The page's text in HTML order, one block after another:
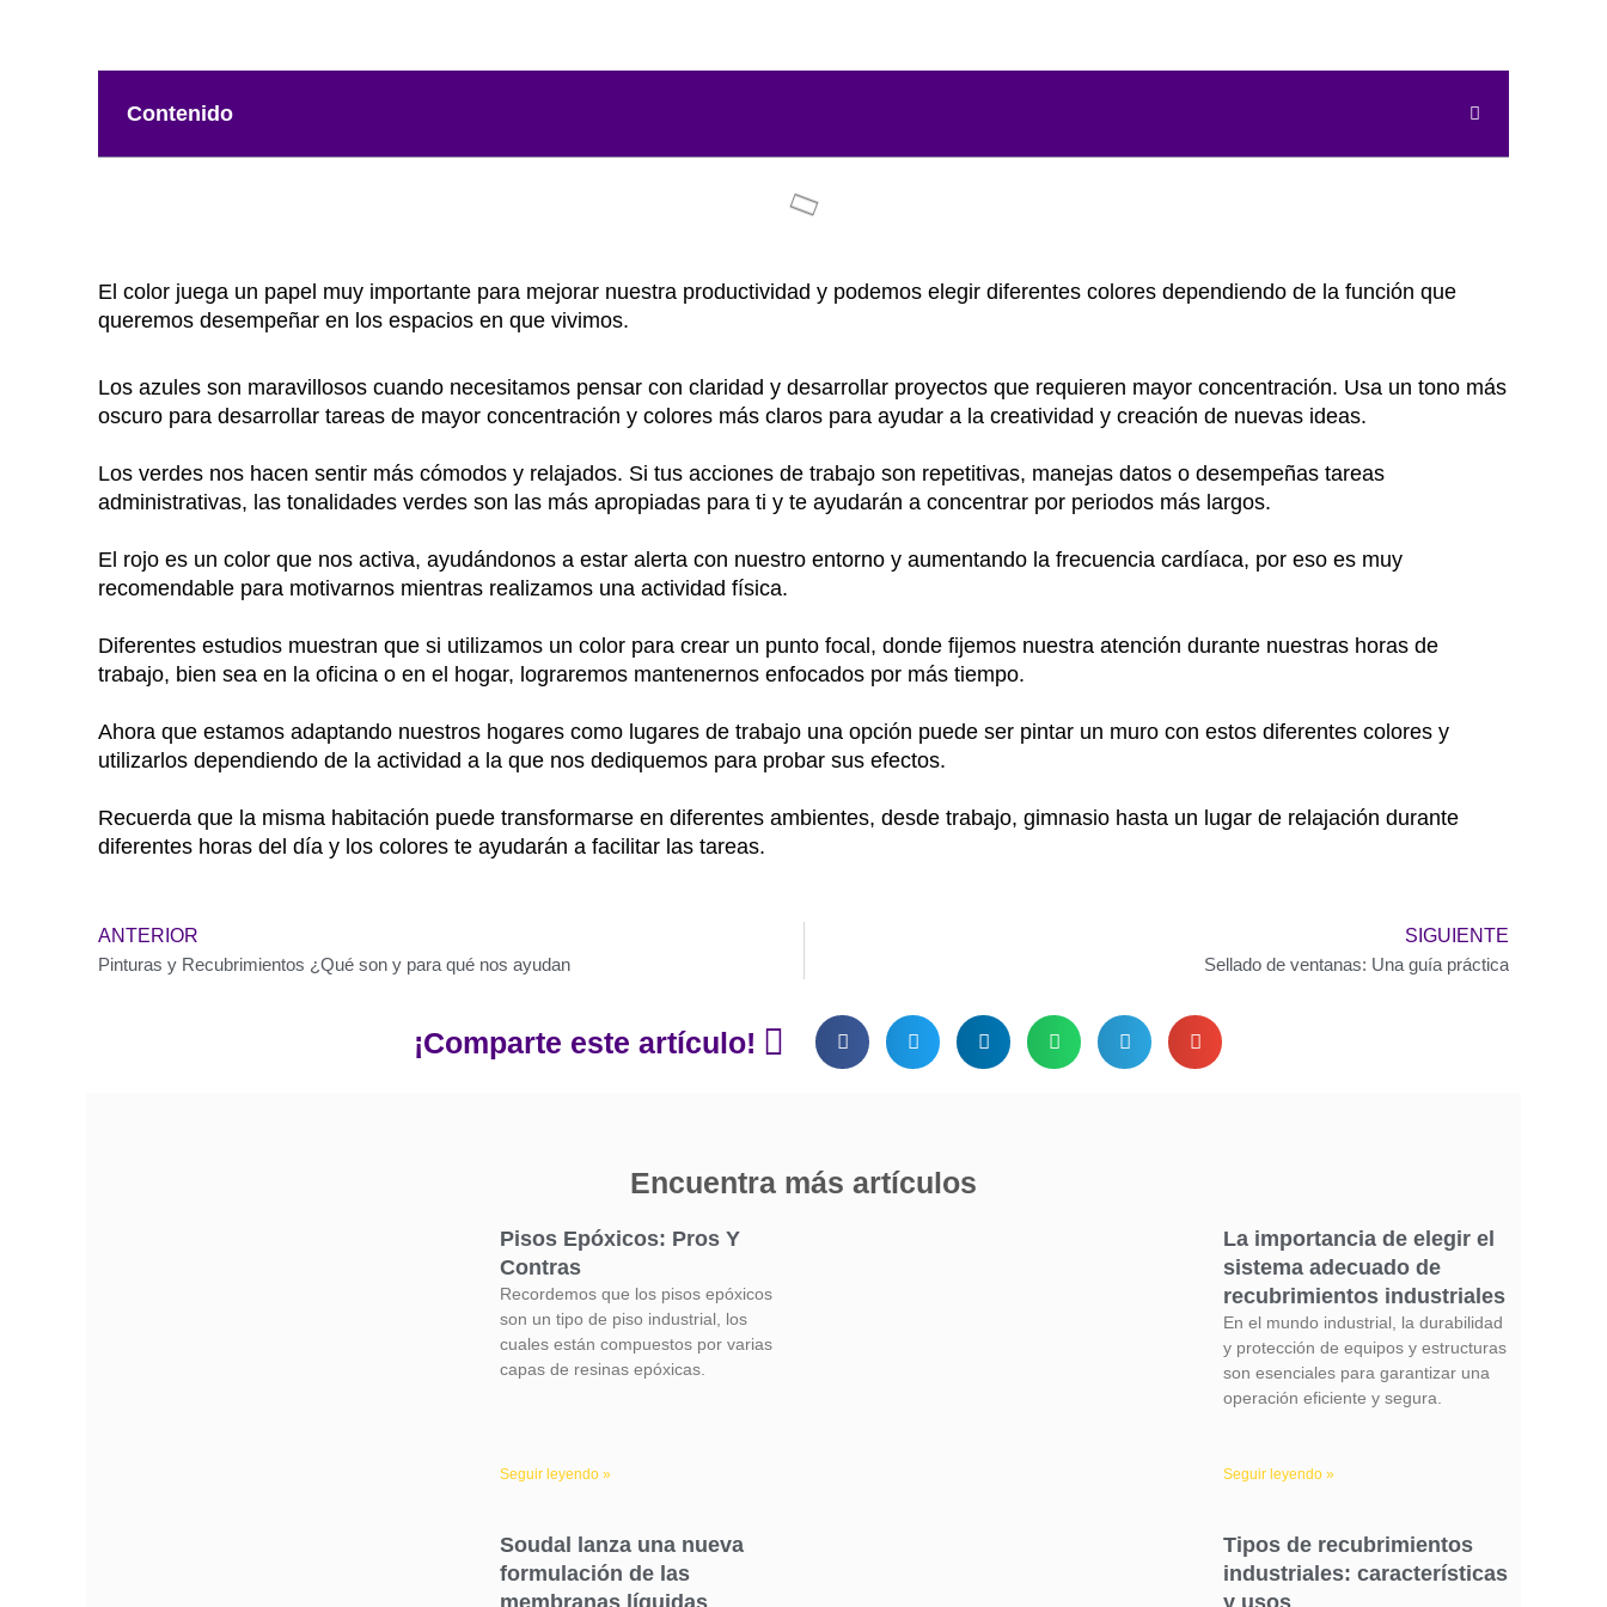
Contenido
El color juega un papel muy importante para mejorar nuestra productividad y podemos elegir diferentes colores dependiendo de la función que
queremos desempeñar en los espacios en que vivimos.
Los azules son maravillosos cuando necesitamos pensar con claridad y desarrollar proyectos que requieren mayor concentración. Usa un tono más
oscuro para desarrollar tareas de mayor concentración y colores más claros para ayudar a la creatividad y creación de nuevas ideas.
Los verdes nos hacen sentir más cómodos y relajados. Si tus acciones de trabajo son repetitivas, manejas datos o desempeñas tareas
administrativas, las tonalidades verdes son las más apropiadas para ti y te ayudarán a concentrar por periodos más largos.
El rojo es un color que nos activa, ayudándonos a estar alerta con nuestro entorno y aumentando la frecuencia cardíaca, por eso es muy
recomendable para motivarnos mientras realizamos una actividad física.
Diferentes estudios muestran que si utilizamos un color para crear un punto focal, donde fijemos nuestra atención durante nuestras horas de
trabajo, bien sea en la oficina o en el hogar, lograremos mantenernos enfocados por más tiempo.
Ahora que estamos adaptando nuestros hogares como lugares de trabajo una opción puede ser pintar un muro con estos diferentes colores y
utilizarlos dependiendo de la actividad a la que nos dediquemos para probar sus efectos.
Recuerda que la misma habitación puede transformarse en diferentes ambientes, desde trabajo, gimnasio hasta un lugar de relajación durante
diferentes horas del día y los colores te ayudarán a facilitar las tareas.
Previo
ANTERIOR
Pinturas y Recubrimientos ¿Qué son y para qué nos ayudan
SIGUIENTE
Sellado de ventanas: Una guía práctica
¡Comparte este artículo!
Encuentra más artículos
Pisos Epóxicos: Pros Y
Contras
Recordemos que los pisos epóxicos
son un tipo de piso industrial, los
cuales están compuestos por varias
capas de resinas epóxicas.
Seguir leyendo »
La importancia de elegir el
sistema adecuado de
recubrimientos industriales
En el mundo industrial, la durabilidad
y protección de equipos y estructuras
son esenciales para garantizar una
operación eficiente y segura.
Seguir leyendo »
Soudal lanza una nueva
formulación de las
Tipos de recubrimientos
industriales: características